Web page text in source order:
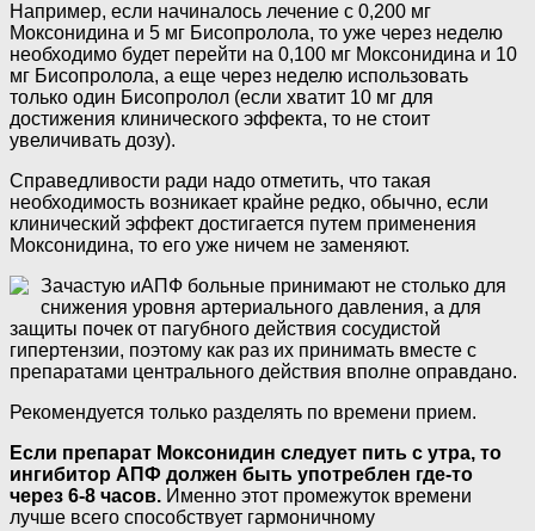
Например, если начиналось лечение с 0,200 мг
Моксонидина и 5 мг Бисопролола, то уже через неделю
необходимо будет перейти на 0,100 мг Моксонидина и 10
мг Бисопролола, а еще через неделю использовать
только один Бисопролол (если хватит 10 мг для
достижения клинического эффекта, то не стоит
увеличивать дозу).
Справедливости ради надо отметить, что такая
необходимость возникает крайне редко, обычно, если
клинический эффект достигается путем применения
Моксонидина, то его уже ничем не заменяют.
Зачастую иАПФ больные принимают не столько для
снижения уровня артериального давления, а для
защиты почек от пагубного действия сосудистой
гипертензии, поэтому как раз их принимать вместе с
препаратами центрального действия вполне оправдано.
Рекомендуется только разделять по времени прием.
Если препарат Моксонидин следует пить с утра, то
ингибитор АПФ должен быть употреблен где-то
через 6-8 часов. Именно этот промежуток времени
лучше всего способствует гармоничному